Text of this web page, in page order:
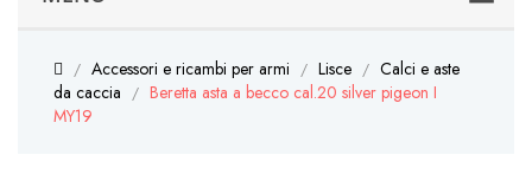
Accessori e ricambi per armi Lisce
Calci e aste
da caccia
Beretta asta a becco cal.20 silver pigeon I
MY19